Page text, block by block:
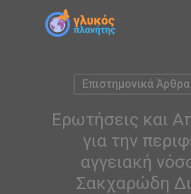
Επιστημονικά Άρθρα
Ερωτήσεις και
για την
αγγειακή
Σακχαρώδη